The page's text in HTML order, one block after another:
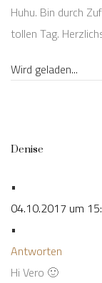
Huhu. Bin durch
tollen Tag.
Wird geladen...
Denise
•
04.10.2017 um
•
Antworten
Hi Vero 🙂